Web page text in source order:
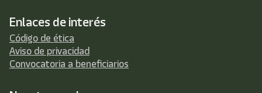
Enlaces de interés
Código de ética
Aviso de privacidad
Convocatoria a beneficiarios